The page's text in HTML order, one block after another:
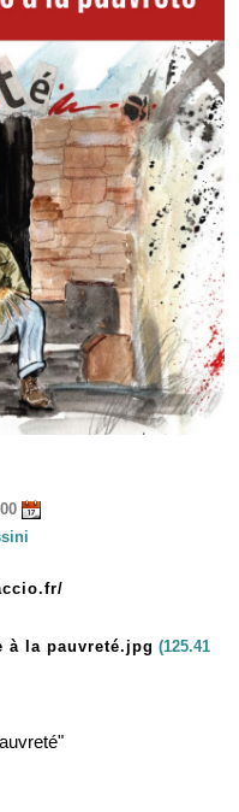
à la pauvreté.jpg (125.41